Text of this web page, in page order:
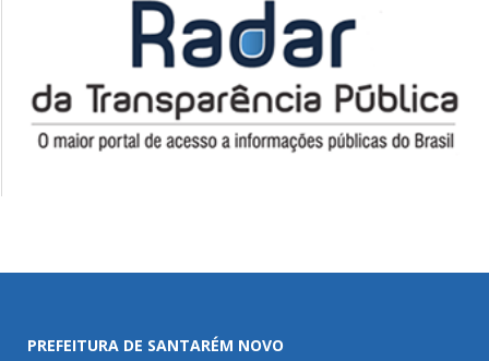
PREFEITURA DE SANTARÉM NOVO